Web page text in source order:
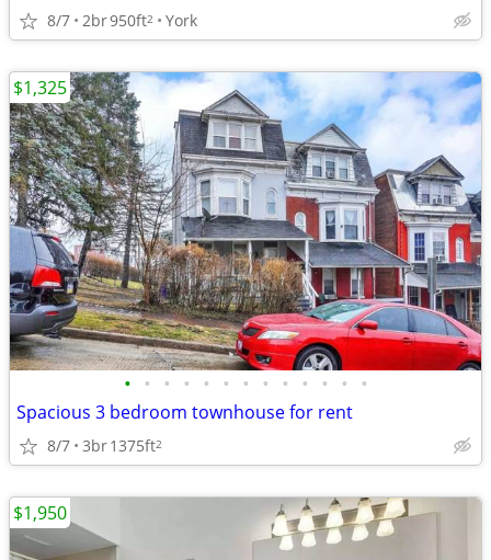
8/7 2br950ft2 York
• • • • • • • • • • • • •
Spacious 3 bedroom townhouse for rent
8/7 3br1375ft2
$1,325
$1,950